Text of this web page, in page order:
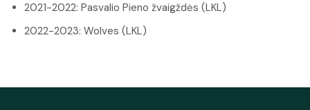
2021-2022: Pasvalio Pieno žvaigždės (LKL)
2022-2023: Wolves (LKL)